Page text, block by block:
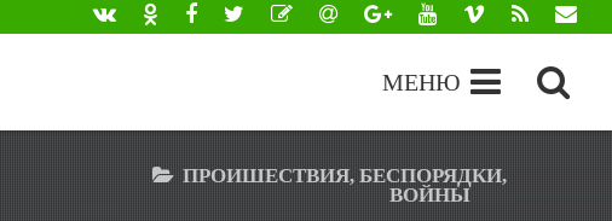
МЕНЮ
ПРОИШЕСТВИЯ, БЕСПОРЯДКИ,
ВОЙНЫ